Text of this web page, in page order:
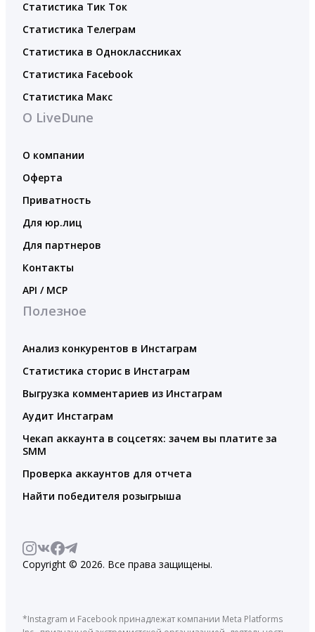
Статистика Тик Ток
Статистика Телеграм
Статистика в Одноклассниках
Статистика Facebook
Статистика Макс
О LiveDune
О компании
Оферта
Приватность
Для юр.лиц
Для партнеров
Контакты
API / MCP
Полезное
Анализ конкурентов в Инстаграм
Статистика сторис в Инстаграм
Выгрузка комментариев из Инстаграм
Аудит Инстаграм
Чекап аккаунта в соцсетях: зачем вы платите за
SMM
Проверка аккаунтов для отчета
Найти победителя розыгрыша
Copyright © 2026. Все права защищены.
*Instagram и Facebook принадлежат компании Meta Platforms